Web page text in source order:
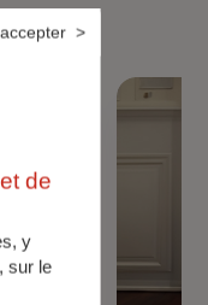
de
y
sur le